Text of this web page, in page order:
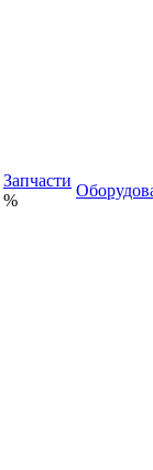
Запчасти
%